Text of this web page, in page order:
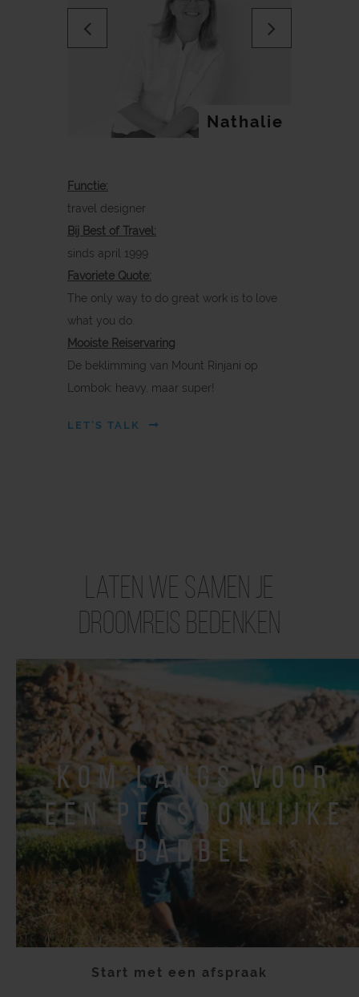
Previous
Nathalie
Functie:
travel designer
Bij Best of Travel:
sinds april 1999
Favoriete Quote:
The only way to do great work is to love
what you do.
Mooiste Reiservaring
De beklimming van Mount Rinjani op
Lombok: heavy, maar super!
LET’S TALK
Next
Laten we samen je
droomreis bedenken
kom langs voor
een persoonlijke
babbel
Start met een afspraak